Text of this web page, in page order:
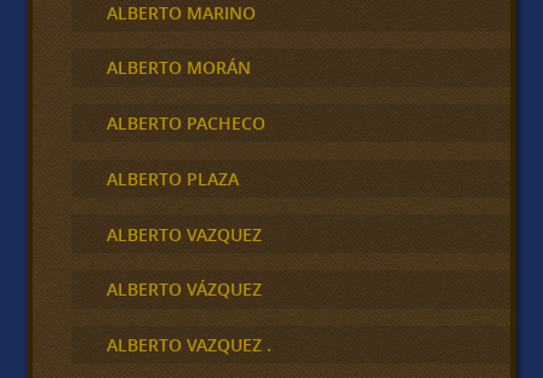
ALBERTO MARINO
ALBERTO MORÁN
ALBERTO PACHECO
ALBERTO PLAZA
ALBERTO VAZQUEZ
ALBERTO VÁZQUEZ
ALBERTO VAZQUEZ .